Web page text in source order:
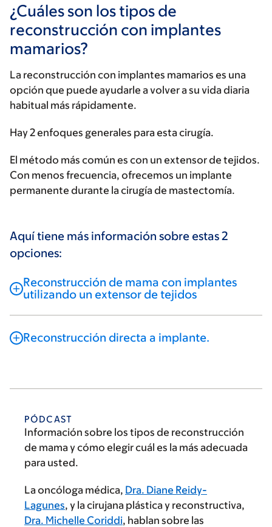
¿Cuáles son los tipos de
reconstrucción con implantes
mamarios?
La reconstrucción con implantes mamarios es una
opción que puede ayudarle a volver a su vida diaria
habitual más rápidamente.
Hay 2 enfoques generales para esta cirugía.
El método más común es con un extensor de tejidos.
Con menos frecuencia, ofrecemos un implante
permanente durante la cirugía de mastectomía.
Aquí tiene más información sobre estas 2
opciones:
Reconstrucción de mama con implantes
utilizando un extensor de tejidos
Reconstrucción directa a implante.
PÓDCAST
Información sobre los tipos de reconstrucción
de mama y cómo elegir cuál es la más adecuada
para usted.
La oncóloga médica, Dra. Diane Reidy-
Lagunes, y la cirujana plástica y reconstructiva,
Dra. Michelle Coriddi, hablan sobre las